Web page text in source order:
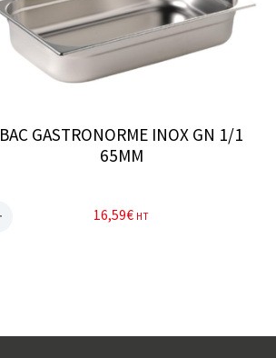
BAC GASTRONORME INOX GN 1/1
65MM
16,59€ HT